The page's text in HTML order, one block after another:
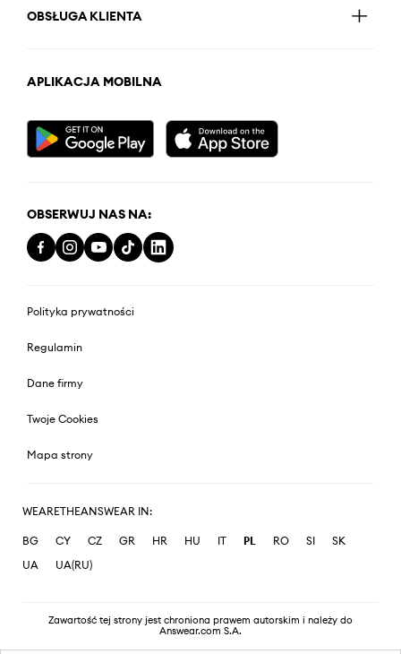
OBSŁUGA KLIENTA
APLIKACJA MOBILNA
OBSERWUJ NAS NA:
Polityka prywatności
Regulamin
Dane firmy
Twoje Cookies
Mapa strony
WEARETHEANSWEAR IN:
BG CY CZ GR HR HU IT PL RO SI
SK
UA
UA(RU)
Zawartość tej strony jest chroniona prawem autorskim i należy do
Answear.com S.A.